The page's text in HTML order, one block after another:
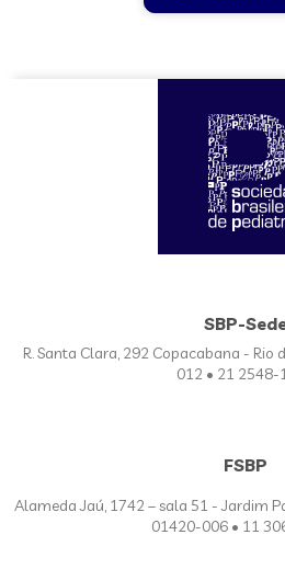
SBP-
R. Santa Clara, 292 Copacabana - Rio
012 • 21 2548-
FSBP
Alameda Jaú, 1742 – sala 51 - Jardim
01420-006 • 11